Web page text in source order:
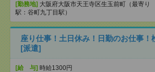
[勤務地] 大阪府大阪市天王寺区生玉前町（最寄り
駅：谷町九丁目駅）
座り仕事！土日休み！日勤のお仕事！
[派遣]
[給 与] 時給1300円